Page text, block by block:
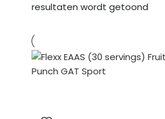
resultaten wordt getoond